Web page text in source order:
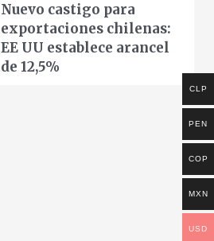
Nuevo castigo para
exportaciones chilenas:
EE UU establece arancel
de 12,5%
CLP
PEN
COP
MXN
USD